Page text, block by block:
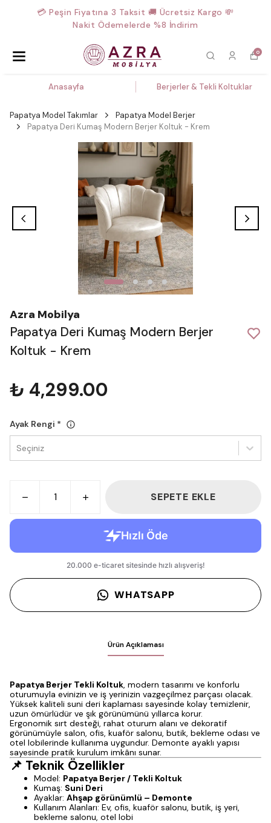
💳 Peşin Fiyatına 3 Taksit 🚚 Ücretsiz Kargo 💸
Nakit Ödemelerde %8 İndirim
0
Anasayfa Berjerler & Tekli Koltuklar
Papatya Model Takımlar
Papatya Model Berjer
Papatya Deri Kumaş Modern Berjer Koltuk - Krem
Azra Mobilya
Papatya Deri Kumaş Modern Berjer
Koltuk - Krem
₺ 4,299.00
Ayak Rengi *
Seçiniz
SEPETE EKLE
WHATSAPP
Ürün Açıklaması
Papatya Berjer Tekli Koltuk, modern tasarımı ve konforlu
oturumuyla evinizin ve iş yerinizin vazgeçilmez parçası olacak.
Yüksek kaliteli suni deri kaplaması sayesinde kolay temizlenir,
uzun ömürlüdür ve şık görünümünü yıllarca korur.
Ergonomik sırt desteği, rahat oturum alanı ve dekoratif
görünümüyle salon, ofis, kuaför salonu, butik, bekleme odası ve
otel lobilerinde kullanıma uygundur. Demonte ayaklı yapısı
sayesinde pratik kurulum imkânı sunar.
📌 Teknik Özellikler
Model: Papatya Berjer / Tekli Koltuk
Kumaş: Suni Deri
Ayaklar: Ahşap görünümlü – Demonte
Kullanım Alanları: Ev, ofis, kuaför salonu, butik, iş yeri,
bekleme salonu, otel lobi